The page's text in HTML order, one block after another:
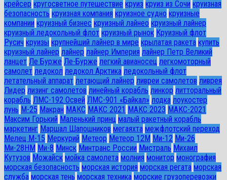
крейсер кругосветное путешествие круиз круиз из Сочи круизная
безопасность круизная компания круизное судно круизные
компании круизный бизнес круизный лайнео круизный лайнер
круизный ледокольный флот круизный рынок Круизный флот
Русич круизы крупнейший лайнер в мире крылатая ракета купить
круизный лайнер лайнер лайнер Империя лайнер Петр Великий
ланцет Ле Бурже Ле-Бурже легкий авианосец легкомоторный
самолет ледокол ледокол Арктика ледокольный флот
летательный аппарат летающий лайнер ливреи самолетов ливрея
Лидер лизинг самолетов линейный корабль линкор литторальный
корабль ЛМС-192 Освей ЛМС-901 «Байкал» лодка лоукостер
лунь М-25 Макран МАКС МАКС 2021 МАКС 2023 МАКС-2021
Максим Горький Маленький принц малый ракетный корабль
маркетинг Маршал Шапошников мегаяхта межфлотский переход
Мелец М-15 Меркурий Метеор Метеор 12М Ми-12 Ми-26
Ми-28HM Ми-8 Минск Минтранс России Мистраль Михаил
Кутузов Можайск мойка самолета молния монитор монография
морская безопасность морская история морская регата морская
служба морская тень морская техника морские грузоперевозки